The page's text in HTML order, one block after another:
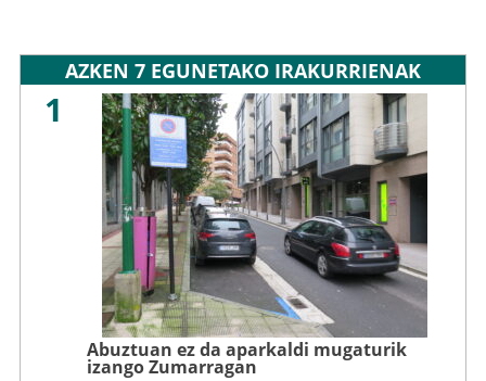
AZKEN 7 EGUNETAKO IRAKURRIENAK
1
Abuztuan ez da aparkaldi mugaturik
izango Zumarragan